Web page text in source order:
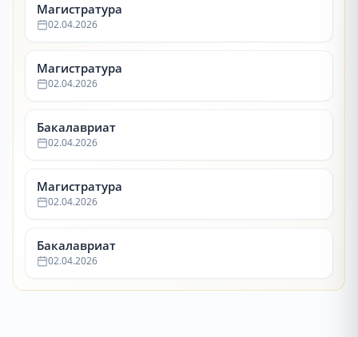
Магистратура
02.04.2026
Магистратура
02.04.2026
Бакалавриат
02.04.2026
Магистратура
02.04.2026
Бакалавриат
02.04.2026